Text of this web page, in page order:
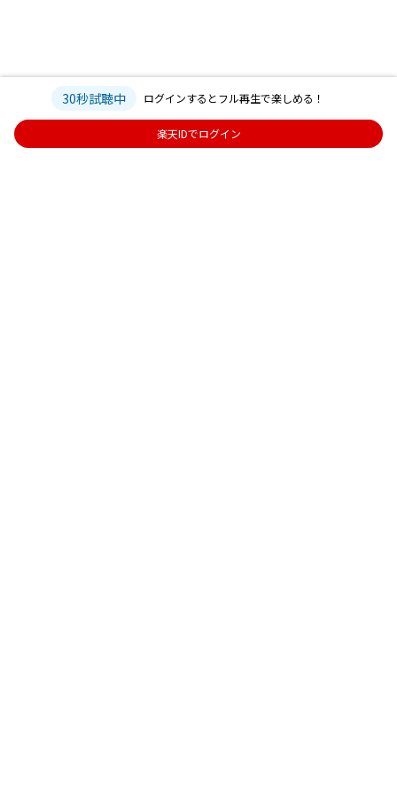
30秒試聴中 ログインするとフル再生で楽しめる！
楽天IDでログイン